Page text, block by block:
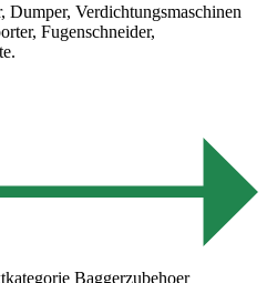
Verdichtungsmaschinen
Fugenschneider,